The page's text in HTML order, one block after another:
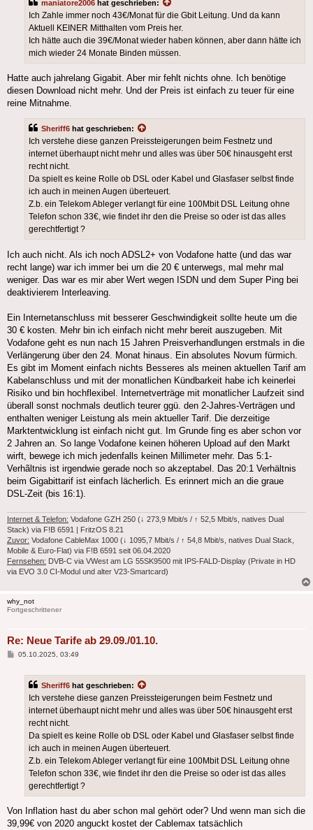
maniatore2006 hat geschrieben:
Ich Zahle immer noch 43€/Monat für die Gbit Leitung. Und da kann
Aktuell KEINER Mitthalten vom Preis her.
Ich hätte auch die 39€/Monat wieder haben können, aber dann hätte ich
mich wieder 24 Monate Binden müssen.
Hatte auch jahrelang Gigabit. Aber mir fehlt nichts ohne. Ich benötige
diesen Download nicht mehr. Und der Preis ist einfach zu teuer für eine
reine Mitnahme.
Sheriff6 hat geschrieben:
Ich verstehe diese ganzen Preissteigerungen beim Festnetz und
internet überhaupt nicht mehr und alles was über 50€ hinausgeht erst
recht nicht.
Da spielt es keine Rolle ob DSL oder Kabel und Glasfaser selbst finde
ich auch in meinen Augen überteuert.
Z.b. ein Telekom Ableger verlangt für eine 100Mbit DSL Leitung ohne
Telefon schon 33€, wie findet ihr den die Preise so oder ist das alles
gerechtfertigt ?
Ich auch nicht. Als ich noch ADSL2+ von Vodafone hatte (und das war
recht lange) war ich immer bei um die 20 € unterwegs, mal mehr mal
weniger. Das war es mir aber Wert wegen ISDN und dem Super Ping bei
deaktivierem Interleaving.
Ein Internetanschluss mit besserer Geschwindigkeit sollte heute um die
30 € kosten. Mehr bin ich einfach nicht mehr bereit auszugeben. Mit
Vodafone geht es nun nach 15 Jahren Preisverhandlungen erstmals in die
Verlängerung über den 24. Monat hinaus. Ein absolutes Novum fürmich.
Es gibt im Moment einfach nichts Besseres als meinen aktuellen Tarif am
Kabelanschluss und mit der monatlichen Kündbarkeit habe ich keinerlei
Risiko und bin hochflexibel. Internetverträge mit monatlicher Laufzeit sind
überall sonst nochmals deutlich teurer ggü. den 2-Jahres-Verträgen und
enthalten weniger Leistung als mein aktueller Tarif. Die derzeitige
Marktentwicklung ist einfach nicht gut. Im Grunde fing es aber schon vor
2 Jahren an. So lange Vodafone keinen höheren Upload auf den Markt
wirft, bewege ich mich jedenfalls keinen Millimeter mehr. Das 5:1-
Verhãltnis ist irgendwie gerade noch so akzeptabel. Das 20:1 Verhältnis
beim Gigabittarif ist einfach lächerlich. Es erinnert mich an die graue
DSL-Zeit (bis 16:1).
Internet & Telefon: Vodafone GZH 250 (↓ 273,9 Mbit/s / ↑ 52,5 Mbit/s, natives Dual
Stack) via F!B 6591 | FritzOS 8.21
Zuvor: Vodafone CableMax 1000 (↓ 1095,7 Mbit/s / ↑ 54,8 Mbit/s, natives Dual Stack,
Mobile & Euro-Flat) via F!B 6591 seit 06.04.2020
Fernsehen: DVB-C via VWest am LG 55SK9500 mit IPS-FALD-Display (Private in HD
via EVO 3.0 CI-Modul und alter V23-Smartcard)
why_not
Fortgeschrittener
Re: Neue Tarife ab 29.09./01.10.
Beitrag
05.10.2025, 03:49
Sheriff6 hat geschrieben:
Ich verstehe diese ganzen Preissteigerungen beim Festnetz und
internet überhaupt nicht mehr und alles was über 50€ hinausgeht erst
recht nicht.
Da spielt es keine Rolle ob DSL oder Kabel und Glasfaser selbst finde
ich auch in meinen Augen überteuert.
Z.b. ein Telekom Ableger verlangt für eine 100Mbit DSL Leitung ohne
Telefon schon 33€, wie findet ihr den die Preise so oder ist das alles
gerechtfertigt ?
Von Inflation hast du aber schon mal gehört oder? Und wenn man sich die
39,99€ von 2020 anguckt kostet der Cablemax tatsächlich